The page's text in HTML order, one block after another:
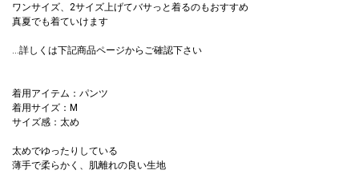
ワンサイズ、2サイズ上げてバサっと着るのもおすすめ
真夏でも着ていけます
...詳しくは下記商品ページからご確認下さい
着用アイテム：パンツ
着用サイズ：M
サイズ感：太め
太めでゆったりしている
薄手で柔らかく、肌離れの良い生地